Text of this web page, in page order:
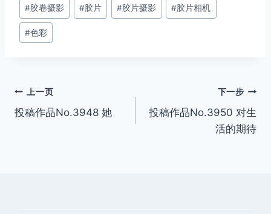
标
签：
#胶卷摄影 #胶片 #胶片摄影 #胶片相机
#色彩
文
章
上一页
投稿作品No.3948 她
下一步
投稿作品No.3950 对生
活的期待